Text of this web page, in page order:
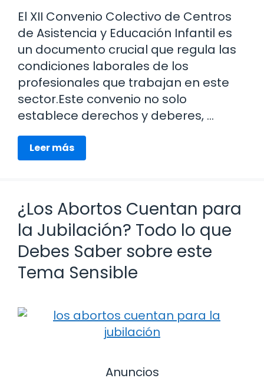
El XII Convenio Colectivo de Centros
de Asistencia y Educación Infantil es
un documento crucial que regula las
condiciones laborales de los
profesionales que trabajan en este
sector.Este convenio no solo
establece derechos y deberes, …
Leer más
¿Los Abortos Cuentan para
la Jubilación? Todo lo que
Debes Saber sobre este
Tema Sensible
Anuncios